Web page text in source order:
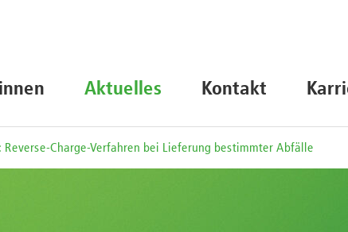
Aktuelles Kontakt
Reverse-Charge-Verfahren bei Lieferung bestimmter Abfälle